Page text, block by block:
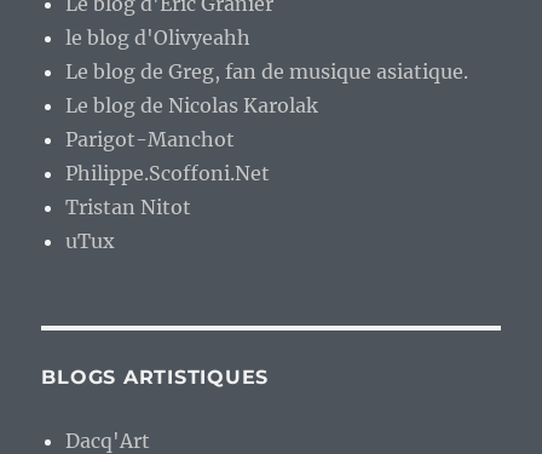
le blog d'Olivyeahh
Le blog de Greg, fan de musique asiatique.
Le blog de Nicolas Karolak
Parigot-Manchot
Philippe.Scoffoni.Net
Tristan Nitot
uTux
BLOGS ARTISTIQUES
Dacq'Art